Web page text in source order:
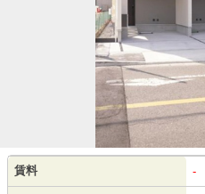
賃料 -